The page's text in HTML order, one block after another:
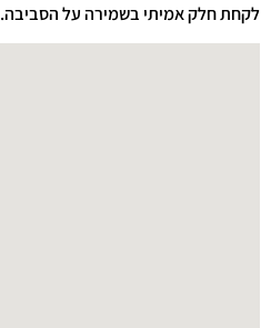
לקחת חלק אמיתי בשמירה על הסביבה.